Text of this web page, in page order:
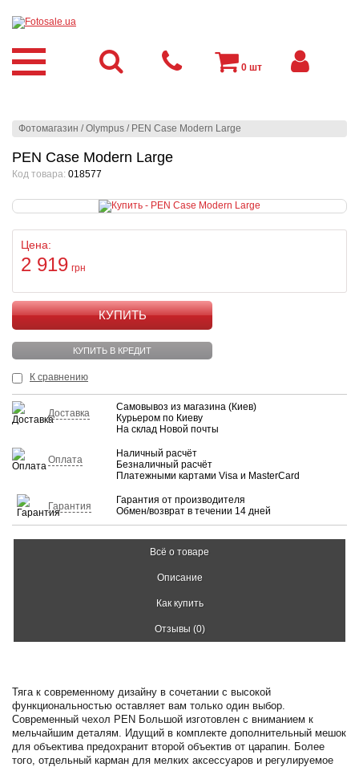
Фотомагазин /Olympus / PEN Case Modern Large
PEN Case Modern Large
Код товара: 018577
Цена:
2 919 грн
КУПИТЬ
КУПИТЬ В КРЕДИТ
К сравнению
Доставка
Самовывоз из магазина (Киев)
Курьером по Киеву
На склад Новой почты
Оплата
Наличный расчёт
Безналичный расчёт
Платежными картами Visa и MasterCard
Гарантия
Гарантия от производителя
Обмен/возврат в течении 14 дней
Всё о товаре
Описание
Как купить
Отзывы (0)
Тяга к современному дизайну в сочетании с высокой
функциональностью оставляет вам только один выбор.
Современный чехол PEN Большой изготовлен с вниманием к
мельчайшим деталям. Идущий в комплекте дополнительный мешок
для объектива предохранит второй объектив от царапин. Более
того, отдельный карман для мелких аксессуаров и регулируемое
0 шт